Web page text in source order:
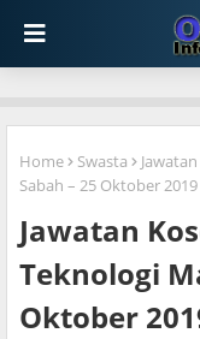
Home Swasta
Sabah – 25 Oktober 2019
Jawatan
Teknologi
Oktober